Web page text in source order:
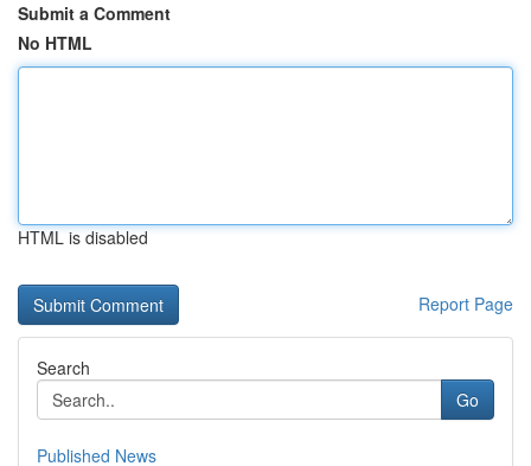
Submit a Comment
No HTML
HTML is disabled
Report Page
Search
Go
Published News